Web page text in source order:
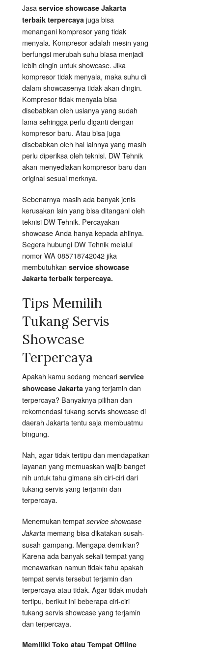
Jasa service showcase Jakarta
terbaik terpercaya juga bisa
menangani kompresor yang tidak
menyala. Kompresor adalah mesin yang
berfungsi merubah suhu biasa menjadi
lebih dingin untuk showcase. Jika
kompresor tidak menyala, maka suhu di
dalam showcasenya tidak akan dingin.
Kompresor tidak menyala bisa
disebabkan oleh usianya yang sudah
lama sehingga perlu diganti dengan
kompresor baru. Atau bisa juga
disebabkan oleh hal lainnya yang masih
perlu diperiksa oleh teknisi. DW Tehnik
akan menyediakan kompresor baru dan
original sesuai merknya.
Sebenarnya masih ada banyak jenis
kerusakan lain yang bisa ditangani oleh
teknisi DW Tehnik. Percayakan
showcase Anda hanya kepada ahlinya.
Segera hubungi DW Tehnik melalui
nomor WA 085718742042 jika
membutuhkan service showcase
Jakarta terbaik terpercaya.
Tips Memilih
Tukang Servis
Showcase
Terpercaya
Apakah kamu sedang mencari service
showcase Jakarta yang terjamin dan
terpercaya? Banyaknya pilihan dan
rekomendasi tukang servis showcase di
daerah Jakarta tentu saja membuatmu
bingung.
Nah, agar tidak tertipu dan mendapatkan
layanan yang memuaskan wajib banget
nih untuk tahu gimana sih ciri-ciri dari
tukang servis yang terjamin dan
terpercaya.
Menemukan tempat service showcase
Jakarta memang bisa dikatakan susah-
susah gampang. Mengapa demikian?
Karena ada banyak sekali tempat yang
menawarkan namun tidak tahu apakah
tempat servis tersebut terjamin dan
terpercaya atau tidak. Agar tidak mudah
tertipu, berikut ini beberapa ciri-ciri
tukang servis showcase yang terjamin
dan terpercaya.
Memiliki Toko atau Tempat Offline